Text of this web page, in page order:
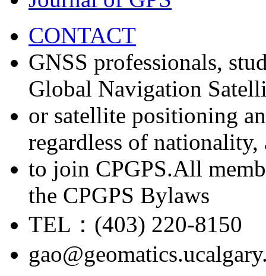
CONTACT
GNSS professionals,
Global Navigation
or satellite positioning
regardless of nationality,
to join CPGPS.All
the CPGPS Bylaws
TEL：(403) 220-8150